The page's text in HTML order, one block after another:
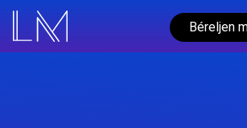
Béreljen